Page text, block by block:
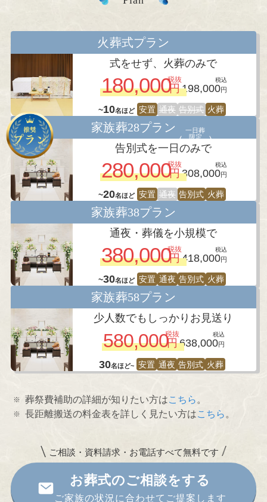
火葬式プラン
式をせず、火葬のみで
180,000税抜
円
税込
198,000円
~10名ほど 安置 通夜 告別式 火葬
家族葬28プラン
一日葬
限定
告別式を一日のみで
280,000税抜
円
税込
308,000円
~20名ほど 安置 通夜 告別式 火葬
家族葬38プラン
通夜・葬儀を小規模で
380,000税抜
円
税込
418,000円
~30名ほど 安置 通夜 告別式 火葬
家族葬58プラン
少人数でもしっかりお見送り
580,000税抜
円
税込
638,000円
30名ほど~ 安置 通夜 告別式 火葬
葬祭費補助の詳細が知りたい方はこちら 。
長距離搬送の料金表を詳しく見たい方はこちら 。
ご相談・資料請求・お電話すべて無料です
お葬式のご相談をする
ご家族の状況に合わせてご提案します